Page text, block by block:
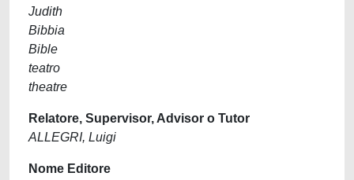
Judith
Bibbia
Bible
teatro
theatre
Relatore, Supervisor, Advisor o Tutor
ALLEGRI, Luigi
Nome Editore